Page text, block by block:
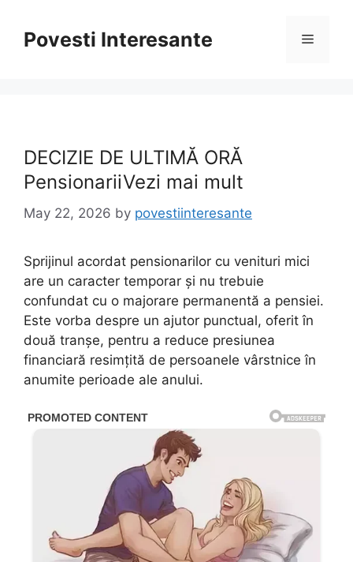
contentPovesti Interesante Menu
DECIZIE DE ULTIMĂ ORĂ
PensionariiVezi mai mult
May 22, 2026 by povestiinteresante
Sprijinul acordat pensionarilor cu venituri mici
are un caracter temporar și nu trebuie
confundat cu o majorare permanentă a pensiei.
Este vorba despre un ajutor punctual, oferit în
două tranșe, pentru a reduce presiunea
financiară resimțită de persoanele vârstnice în
anumite perioade ale anului.